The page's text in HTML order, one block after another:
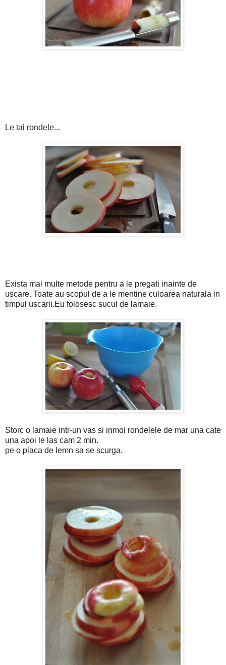
Le tai rondele...
Exista mai multe metode pentru a le pregati inainte de
uscare. Toate au scopul de a le mentine culoarea naturala in
timpul uscarii.Eu folosesc sucul de lamaie.
Storc o lamaie intr-un vas si inmoi rondelele de mar una cate
una apoi le las cam 2 min.
pe o placa de lemn sa se scurga.